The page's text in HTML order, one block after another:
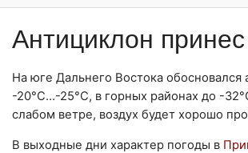
Антициклон
На юге Дальнего Востока
-20°C…-25°C, в горных районах до -
слабом ветре, воздух будет хорошо
В выходные дни характер погоды в